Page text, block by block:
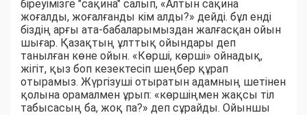
біреуімізге "сақина" салып, «Алтын сақина
жоғалды, жоғалғанды кім алды?» дейді. бұл енді
біздің арғы ата-бабаларымыздан жалғасқан ойын
шығар. Қазақтың ұлттық ойындары деп
танылған көне ойын. «Көрші, көрші» ойнадық,
жігіт, қыз боп кезектесіп шеңбер құрап
отырамыз. Жүргізуші отыратын адамның шетінен
қолына орамалмен ұрып: «көршіңмен жақсы тіл
табысасың ба, жоқ па?» деп сұрайды. Ойыншы